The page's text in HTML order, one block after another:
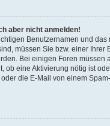
aber nicht anmelden!
Benutzernamen und
müssen Sie bzw. einer
Bei einigen Foren
ob eine Aktivierung nötig ist
die E-Mail von einem